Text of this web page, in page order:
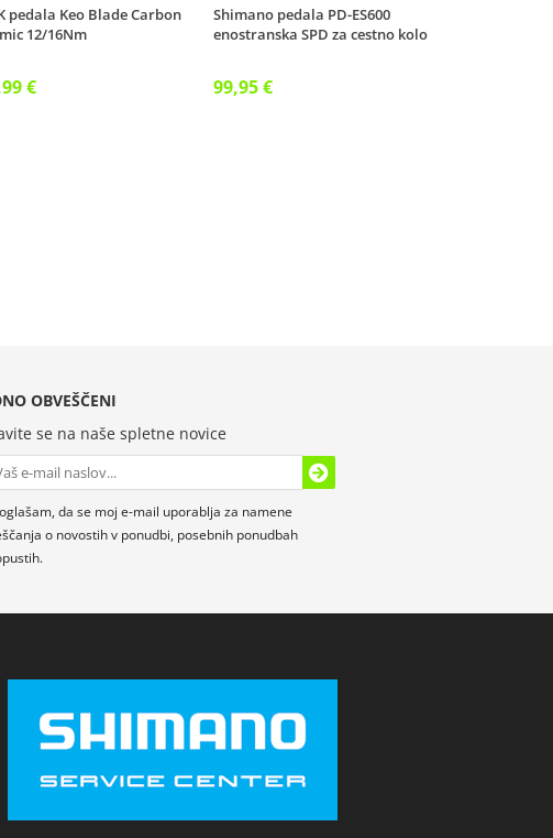
pedala Keo Blade Carbon
12/16Nm
€
Shimano pedala PD-ES600
enostranska SPD za cestno kolo
99,95 €
OBVEŠČENI
se na naše spletne novice
da se moj e-mail uporablja za namene
o novostih v ponudbi, posebnih ponudbah